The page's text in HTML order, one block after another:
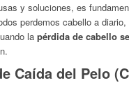
y soluciones, es
perdemos cabello a
la pérdida de cabello
Caída del Pelo